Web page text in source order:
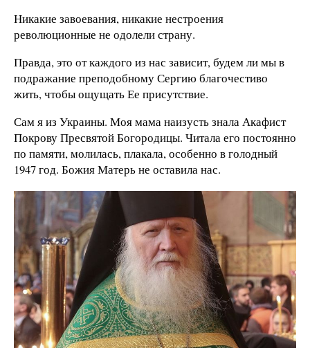
Никакие завоевания, никакие нестроения
революционные не одолели страну.
Правда, это от каждого из нас зависит, будем ли мы в
подражание преподобному Сергию благочестиво
жить, чтобы ощущать Ее присутствие.
Сам я из Украины. Моя мама наизусть знала Акафист
Покрову Пресвятой Богородицы. Читала его постоянно
по памяти, молилась, плакала, особенно в голодный
1947 год. Божия Матерь не оставила нас.